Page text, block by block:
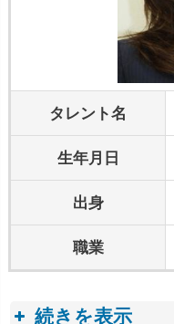
タレント名
生年月日
出身
職業
続きを表示